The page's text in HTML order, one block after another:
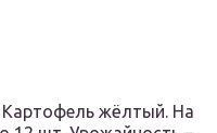
жёлтый. На